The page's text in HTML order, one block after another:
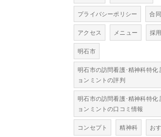
プライバシーポリシー 合
アクセス メニュー 採
明石市
明石市の訪問看護･精神科特化
ョンミントの評判
明石市の訪問看護･精神科特化
ョンミントの口コミ情報
コンセプト 精神科 お